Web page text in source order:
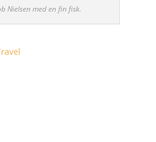
Nielsen med en fin fisk.